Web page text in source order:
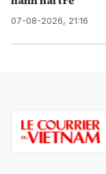
07-08-2026, 21:16